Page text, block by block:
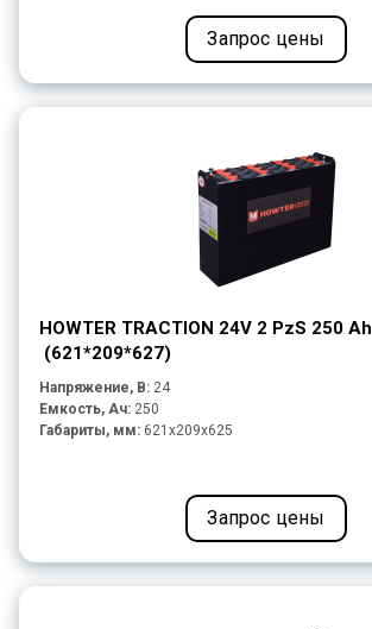
Запрос цены
HOWTER TRACTION 24V 2 PzS 250 Ah
(621*209*627)
Напряжение, В: 24
Емкость, Ач: 250
Габариты, мм: 621x209x625
Запрос цены